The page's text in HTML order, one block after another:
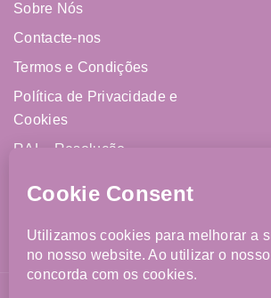
Sobre Nós
Contacte-nos
Termos e Condições
Política de Privacidade e
Cookies
RAL - Resolução
Livro de Reclamações